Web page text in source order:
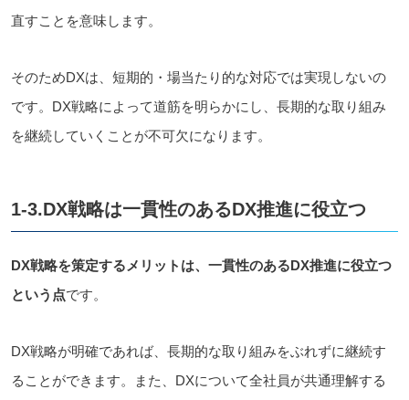
直すことを意味します。
そのためDXは、短期的・場当たり的な対応では実現しないの
です。DX戦略によって道筋を明らかにし、長期的な取り組み
を継続していくことが不可欠になります。
1-3.DX戦略は一貫性のあるDX推進に役立つ
DX戦略を策定するメリットは、一貫性のあるDX推進に役立つ
という点です。
DX戦略が明確であれば、長期的な取り組みをぶれずに継続す
ることができます。また、DXについて全社員が共通理解する